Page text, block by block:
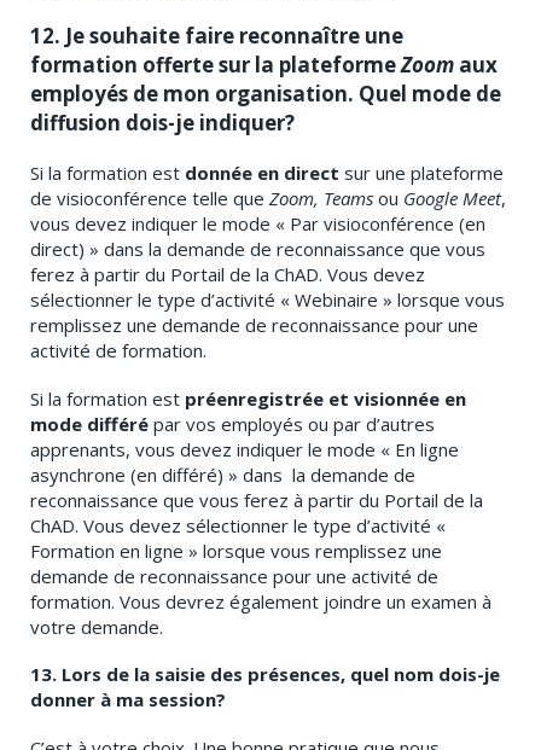
12. Je souhaite faire reconnaître une
formation offerte sur la plateformeZoom aux
employés de mon organisation. Quel mode de
diffusion dois-je indiquer?
Si la formation est donnée en direct sur une plateforme
de visioconférence telle que Zoom, Teams ou Google Meet,
vous devez indiquer le mode « Par visioconférence (en
direct) » dans la demande de reconnaissance que vous
ferez à partir du Portail de la ChAD. Vous devez
sélectionner le type d’activité « Webinaire » lorsque vous
remplissez une demande de reconnaissance pour une
activité de formation.
Si la formation est préenregistrée et visionnée en
mode différé par vos employés ou par d’autres
apprenants, vous devez indiquer le mode « En ligne
asynchrone (en différé) » dans la demande de
reconnaissance que vous ferez à partir du Portail de la
ChAD. Vous devez sélectionner le type d’activité «
Formation en ligne » lorsque vous remplissez une
demande de reconnaissance pour une activité de
formation. Vous devrez également joindre un examen à
votre demande.
13. Lors de la saisie des présences, quel nom dois-je
donner à ma session?